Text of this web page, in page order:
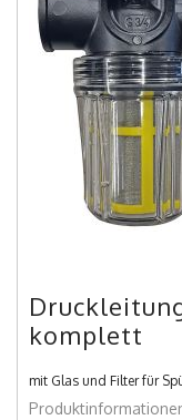
komplett
mit Glas und Filter für